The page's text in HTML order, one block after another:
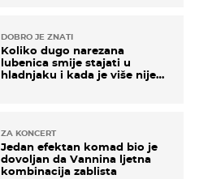
DOBRO JE ZNATI
Koliko dugo narezana
lubenica smije stajati u
hladnjaku i kada je više nije
ZA KONCERT
Jedan efektan komad bio je
dovoljan da Vannina ljetna
kombinacija zablista